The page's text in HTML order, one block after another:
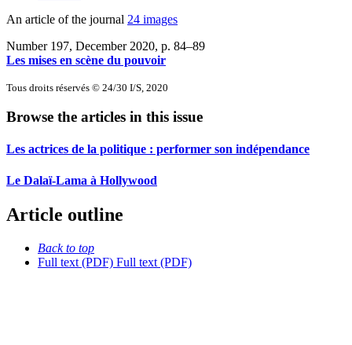
An article of the journal 24 images
Number 197, December 2020, p. 84–89
Les mises en scène du pouvoir
Tous droits réservés © 24/30 I/S, 2020
Browse the articles in this issue
Les actrices de la politique : performer son indépendance
Le Dalaï-Lama à Hollywood
Article outline
Back to top
Full text (PDF) Full text (PDF)